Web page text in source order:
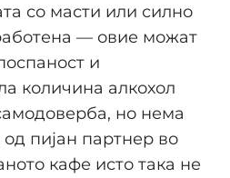
со масти или силно
— овие можат
и
количина алкохол
но нема
пијан партнер во
кафе исто така не